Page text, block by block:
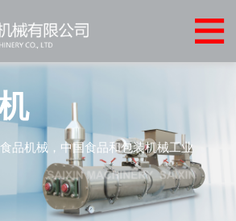
品机械，中国食品和包装机械工业